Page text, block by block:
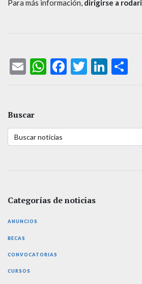
Para más información, dirigirse a
EmailWhatsApp
Facebook
Twitter
Buscar
Categorías de noticias
ANUNCIOS
BECAS
CONVOCATORIAS
CURSOS